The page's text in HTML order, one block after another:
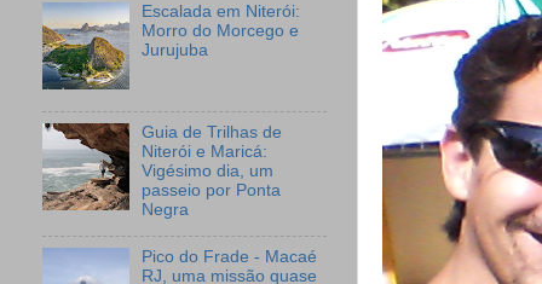
Escalada em Niterói:
Morro do Morcego e
Jurujuba
Guia de Trilhas de
Niterói e Maricá:
Vigésimo dia, um
passeio por Ponta
Negra
Pico do Frade - Macaé
RJ, uma missão quase